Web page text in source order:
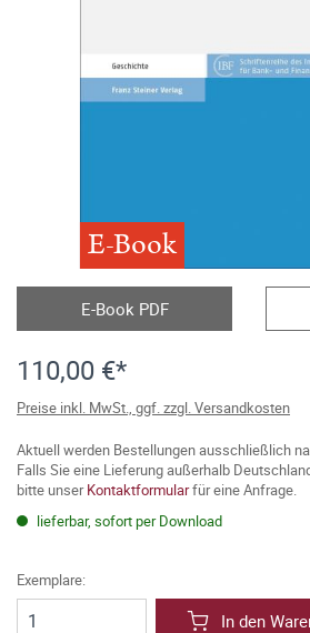
E-Book
E-Book PDF
110,00 €*
Preise inkl. MwSt., ggf. zzgl. Versandkosten
Aktuell werden Bestellungen ausschließlich
Falls Sie eine Lieferung außerhalb
bitte unserKontaktformularfür eine Anfrage.
lieferbar, sofort per Download
Exemplare:
In den